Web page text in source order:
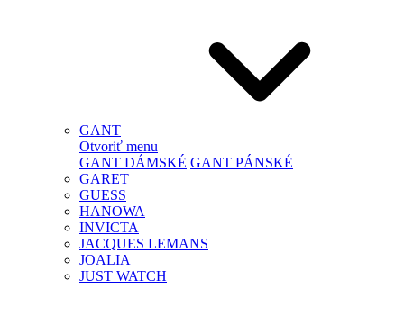
GANT
Otvoriť menu
GANT DÁMSKÉ GANT PÁNSKÉ
GARET
GUESS
HANOWA
INVICTA
JACQUES LEMANS
JOALIA
JUST WATCH